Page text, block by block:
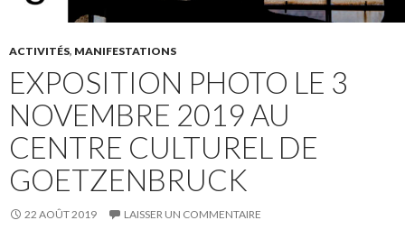
ACTIVITÉS, MANIFESTATIONS
EXPOSITION PHOTO LE 3
NOVEMBRE 2019 AU
CENTRE CULTUREL DE
GOETZENBRUCK
22 AOÛT 2019 LAISSER UN COMMENTAIRE